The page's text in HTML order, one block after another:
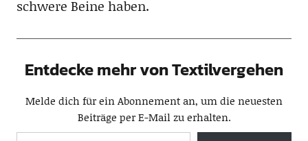
schwere Beine haben.
Entdecke mehr von Textilvergehen
Melde dich für ein Abonnement an, um die neuesten
Beiträge per E-Mail zu erhalten.